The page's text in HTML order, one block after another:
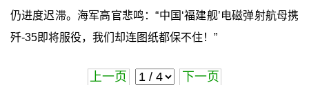
仍进度迟滞。海军高官悲鸣：“中国‘福建舰’电磁弹射航母携
歼-35即将服役，我们却连图纸都保不住！”
上一页 下一页